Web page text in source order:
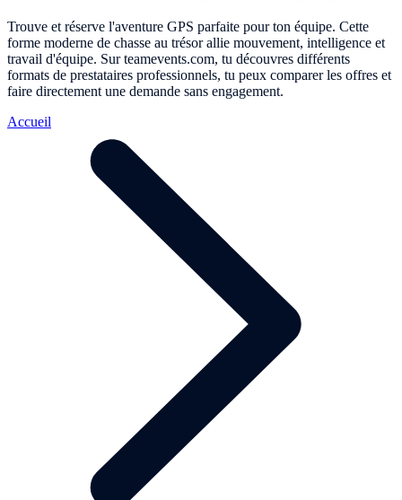
Trouve et réserve l'aventure GPS parfaite pour ton équipe. Cette
forme moderne de chasse au trésor allie mouvement, intelligence et
travail d'équipe. Sur teamevents.com, tu découvres différents
formats de prestataires professionnels, tu peux comparer les offres et
faire directement une demande sans engagement.
Accueil